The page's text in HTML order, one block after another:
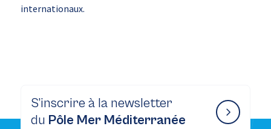
internationaux.
S’inscrire à la newsletter
du Pôle Mer Méditerranée